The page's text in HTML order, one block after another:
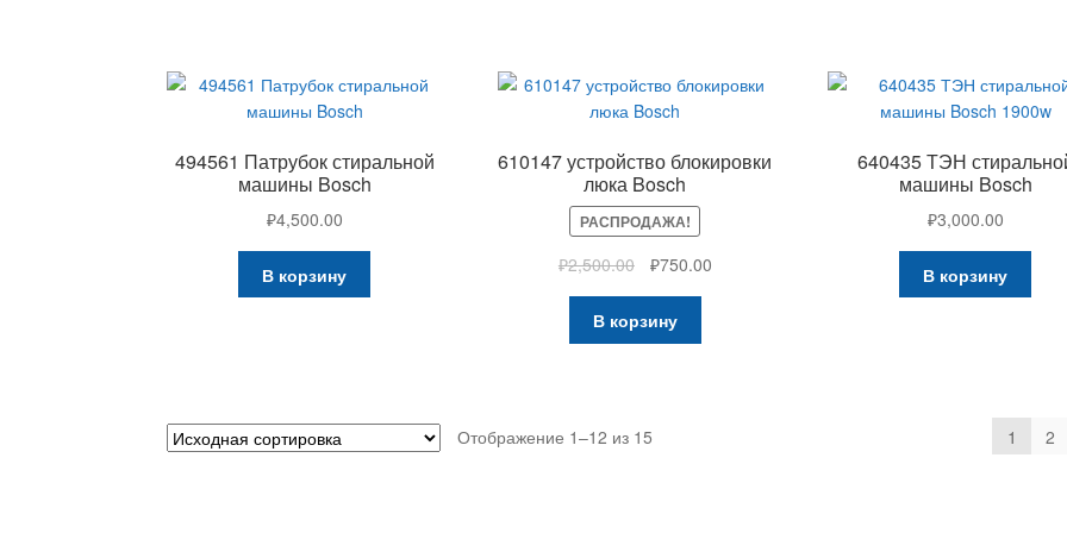
494561 Патрубок стиральной
машины Bosch
₽4,500.00
В корзину
610147 устройство блокировки
люка Bosch
РАСПРОДАЖА!
₽2,500.00 ₽750.00
В корзину
640435 ТЭН
машины Bosch
₽3,000.00
В корзину
Отображение 1–12 из 15 1 2